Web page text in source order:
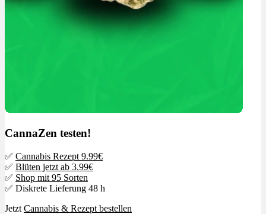
CannaZen testen!
✅ Cannabis Rezept 9.99€
✅ Blüten jetzt ab 3.99€
✅ Shop mit 95 Sorten
✅ Diskrete Lieferung 48 h
Jetzt Cannabis & Rezept bestellen